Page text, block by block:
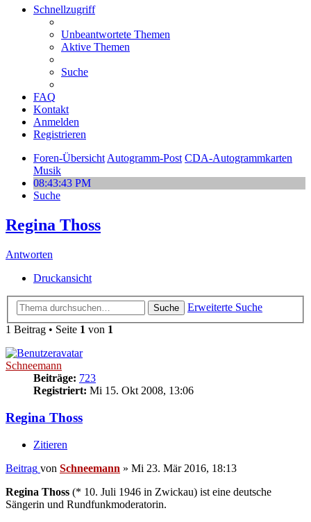
Schnellzugriff
Unbeantwortete Themen
Aktive Themen
Suche
FAQ
Kontakt
Anmelden
Registrieren
Foren-Übersicht Autogramm-Post CDA-Autogrammkarten
Musik
08:43:44 PM
Suche
Regina Thoss
Antworten
Druckansicht
Suche
Erweiterte Suche
1 Beitrag • Seite 1 von 1
Schneemann
Beiträge: 723
Registriert: Mi 15. Okt 2008, 13:06
Regina Thoss
Zitieren
Beitrag von Schneemann » Mi 23. Mär 2016, 18:13
Regina Thoss (* 10. Juli 1946 in Zwickau) ist eine deutsche
Sängerin und Rundfunkmoderatorin.